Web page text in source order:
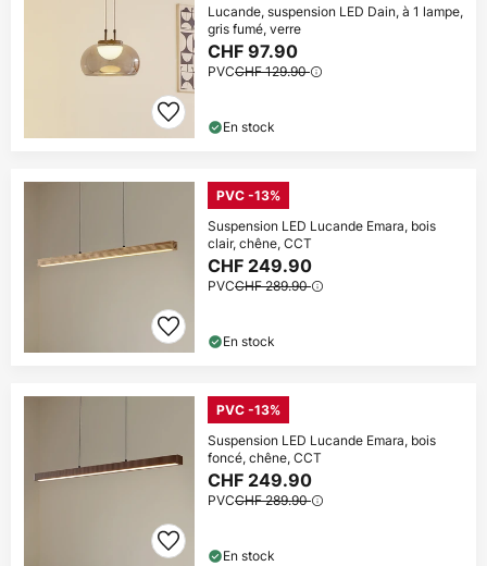
Lucande, suspension LED Dain, à 1 lampe,
gris fumé, verre
CHF 97.90
PVCCHF 129.90
En stock
PVC -13%
Suspension LED Lucande Emara, bois
clair, chêne, CCT
CHF 249.90
PVCCHF 289.90
En stock
PVC -13%
Suspension LED Lucande Emara, bois
foncé, chêne, CCT
CHF 249.90
PVCCHF 289.90
En stock